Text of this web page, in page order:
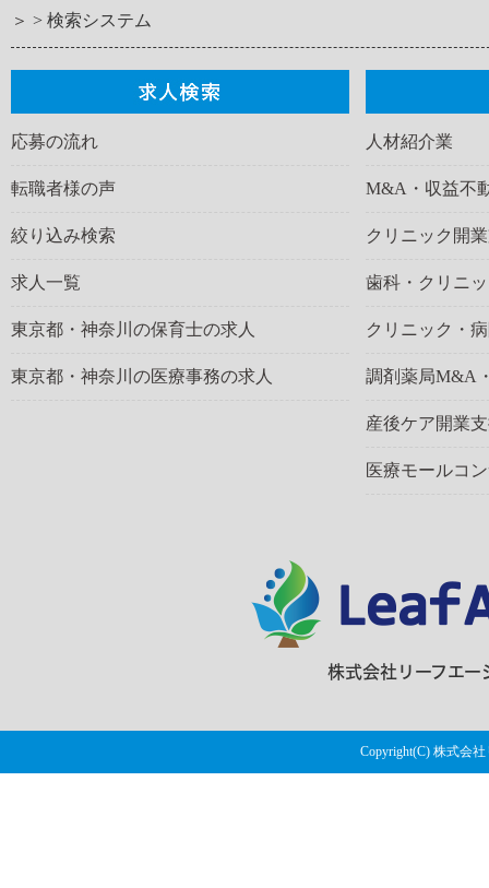
＞
検索システム
応募の流れ
転職者様の声
絞り込み検索
求人一覧
東京都・神奈川の保育士の求人
東京都・神奈川の医療事務の求人
人材紹介業
M&A・収益不
クリニック開
歯科・クリニ
クリニック・
調剤薬局M&A
産後ケア開業
医療モールコ
株式会社リーフエ
Copyright(C) 株式会